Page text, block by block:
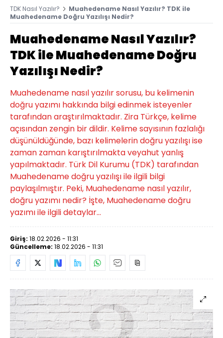
TDK Nasıl Yazılır?
Muahedename Nasıl Yazılır? TDK ile
Muahedename Doğru Yazılışı Nedir?
Muahedename Nasıl Yazılır?
TDK ile Muahedename Doğru
Yazılışı Nedir?
Muahedename nasıl yazılır sorusu, bu kelimenin
doğru yazımı hakkında bilgi edinmek isteyenler
tarafından araştırılmaktadır. Zira Türkçe, kelime
açısından zengin bir dildir. Kelime sayısının fazlalığı
düşünüldüğünde, bazı kelimelerin doğru yazılışı ise
zaman zaman karıştırılmakta veyahut yanlış
yapılmaktadır. Türk Dil Kurumu (TDK) tarafından
Muahedename doğru yazılışı ile ilgili bilgi
paylaşılmıştır. Peki, Muahedename nasıl yazılır,
doğru yazımı nedir? İşte, Muahedename doğru
yazımı ile ilgili detaylar...
Giriş: 18.02.2026 - 11:31
Güncelleme: 18.02.2026 - 11:31